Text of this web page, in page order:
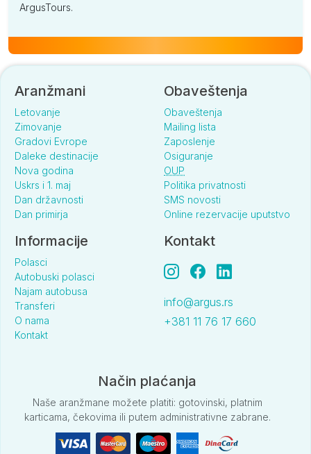
ArgusTours.
Aranžmani
Letovanje
Zimovanje
Gradovi Evrope
Daleke destinacije
Nova godina
Uskrs i 1. maj
Dan državnosti
Dan primirja
Obaveštenja
Obaveštenja
Mailing lista
Zaposlenje
Osiguranje
OUP
Politika privatnosti
SMS novosti
Online rezervacije uputstvo
Informacije
Polasci
Autobuski polasci
Najam autobusa
Transferi
O nama
Kontakt
Kontakt
info@argus.rs
+381 11 76 17 660
Način plaćanja
Naše aranžmane možete platiti: gotovinski, platnim
karticama, čekovima ili putem administrativne zabrane.